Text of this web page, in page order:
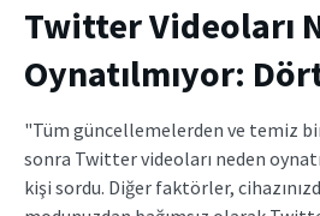
Twitter Videoları
Oynatılmıyor:
"Tüm güncellemelerden ve temiz
sonra Twitter videoları neden
kişi sordu. Diğer faktörler,